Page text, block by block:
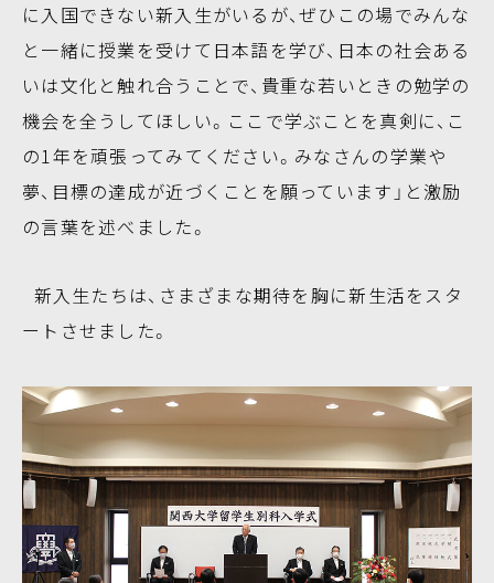
に入国できない新入生がいるが、ぜひこの場でみんな
と一緒に授業を受けて日本語を学び、日本の社会ある
いは文化と触れ合うことで、貴重な若いときの勉学の
機会を全うしてほしい。ここで学ぶことを真剣に、こ
の1年を頑張ってみてください。みなさんの学業や
夢、目標の達成が近づくことを願っています」と激励
の言葉を述べました。
新入生たちは、さまざまな期待を胸に新生活をスタ
ートさせました。